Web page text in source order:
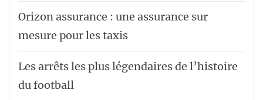
Orizon assurance : une assurance sur
mesure pour les taxis
Les arrêts les plus légendaires de l’histoire
du football